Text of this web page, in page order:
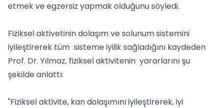
etmek ve egzersiz yapmak olduğunu söyledi.
Fiziksel aktivetinin dolaşım ve solunum sistemini
iyileştirerek tüm sisteme iyilik sağladığını kaydeden
Prof. Dr. Yılmaz, fiziksel aktivitenin yararlarını şu
şekilde anlattı:
"Fiziksel aktivite, kan dolaşımını iyileştirerek, iyi